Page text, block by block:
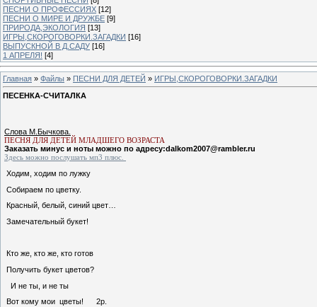
ПЕСНИ О ПРОФЕССИЯХ [12]
ПЕСНИ О МИРЕ И ДРУЖБЕ [9]
ПРИРОДА,ЭКОЛОГИЯ [13]
ИГРЫ,СКОРОГОВОРКИ.ЗАГАДКИ [16]
ВЫПУСКНОЙ В Д.САДУ [16]
1 АПРЕЛЯ! [4]
Главная » Файлы » ПЕСНИ ДЛЯ ДЕТЕЙ » ИГРЫ,СКОРОГОВОРКИ.ЗАГАДКИ
ПЕСЕНКА-СЧИТАЛКА
Слова М.Бычкова.
ПЕСНЯ ДЛЯ ДЕТЕЙ МЛАДШЕГО ВОЗРАСТА
Заказать минус и ноты можно по адресу:dalkom2007@rambler.ru
Здесь можно послушать мп3 плюс.
Ходим, ходим по лужку
Собираем по цветку.
Красный, белый, синий цвет…
Замечательный букет!
Кто же, кто же, кто готов
Получить букет цветов?
И не ты, и не ты
Вот кому мои цветы! 2р.